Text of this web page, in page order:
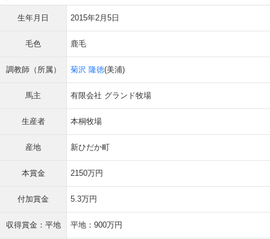
生年月日 2015年2月5日
毛色 鹿毛
調教師（所属） 菊沢 隆徳(美浦)
馬主 有限会社 グランド牧場
生産者 本桐牧場
産地 新ひだか町
本賞金 2150万円
付加賞金 5.3万円
収得賞金：平地 平地：900万円